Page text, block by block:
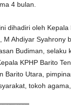
4 bulan.
dihadiri oleh
M Ahdiyar Syahrony
Budiman, selaku
KPHP Barito
Barito Utara,
tokoh